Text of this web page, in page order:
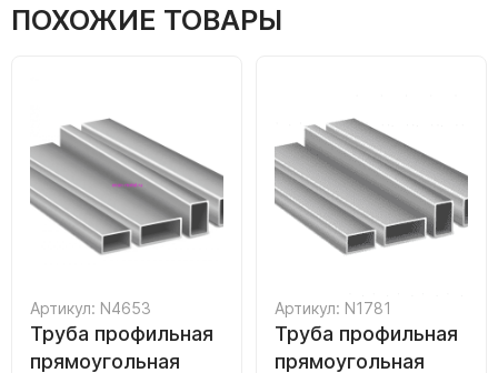
ПОХОЖИЕ ТОВАРЫ
Артикул: N4653
Труба профильная
прямоугольная
Артикул: N1781
Труба профильная
прямоугольная